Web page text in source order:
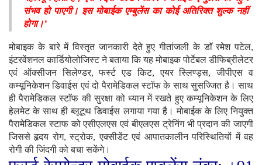
संभव हो पाएगी। इस मोबाईक एम्बुलेंस का कोई अतिरिक्त शुल्क नहीं
होगा।’
मोबाइक के बारे में विस्तृत जानकारी देते हुए गीतांजली के डाॅ रमेश पटेल,
इंटरवेंशनल कार्डियोलोजिस्ट ने बताया कि यह मोबाइक पोर्टेबल डीफिब्रीलेटर
एवं ऑक्सीजन सिलेण्डर, फर्स्ट एड किट, एयर स्लिण्ड्स, जीपीएस व
कम्यूनिकेशन डिवाईस एवं दो पैरामेडिकल स्टाॅफ के साथ सुसज्जित है। साथ
ही पैरामेडिकल स्टाॅफ की सुरक्षा को ध्यान में रखते हुए कम्यूनिकेशन के लिए
हेलमेट के साथ ही ब्लूटूथ डिवाईस लगाया गया है। मोबाईक के लिए नियुक्त
पैरामेडिकल स्टाफ को एसीएलएस एवं बीएलएस ट्रेनिंग भी प्रदान की जाएगी
जिससे हृदय रोग, स्ट्रोक, एक्सीडेंट एवं आपातकालीन परिस्थितियों में वह
रोगी की जिंदगी को बचा सकेंगे।